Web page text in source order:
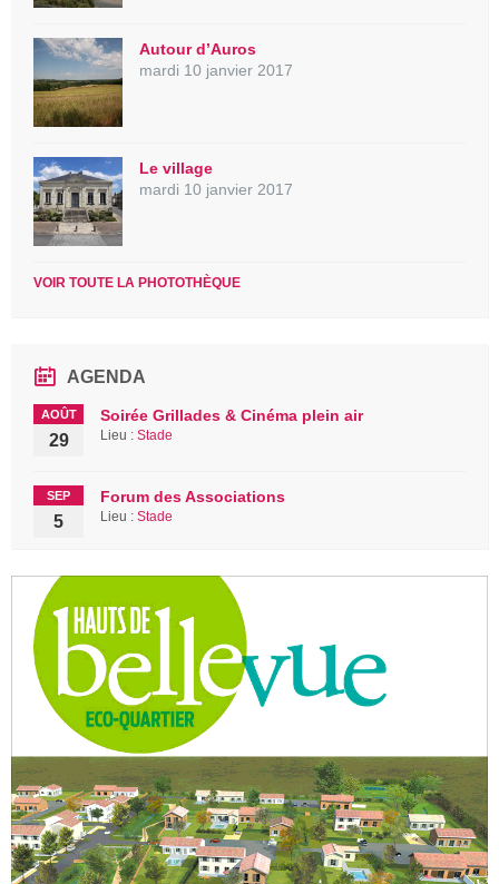
Autour d’Auros
mardi 10 janvier 2017
Le village
mardi 10 janvier 2017
VOIR TOUTE LA PHOTOTHÈQUE
AGENDA
AOÛT
29
Soirée Grillades & Cinéma plein air
Lieu : Stade
SEP
5
Forum des Associations
Lieu : Stade